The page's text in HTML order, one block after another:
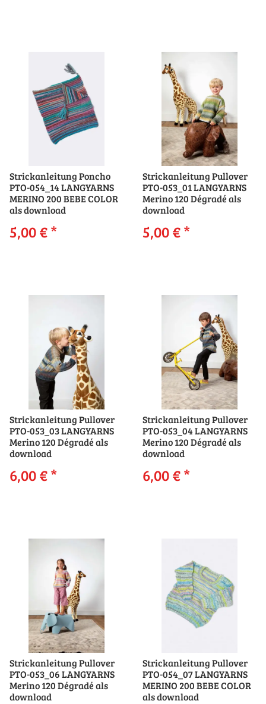
Strickanleitung Poncho
PTO-054_14 LANGYARNS
MERINO 200 BEBE COLOR
als download
5,00 €*
Strickanleitung Pullover
PTO-053_01 LANGYARNS
Merino 120 Dégradé als
download
5,00 €*
Strickanleitung Pullover
PTO-053_03 LANGYARNS
Merino 120 Dégradé als
download
6,00 €*
Strickanleitung Pullover
PTO-053_04 LANGYARNS
Merino 120 Dégradé als
download
6,00 €*
Strickanleitung Pullover
PTO-053_06 LANGYARNS
Merino 120 Dégradé als
download
Strickanleitung Pullover
PTO-054_07 LANGYARNS
MERINO 200 BEBE COLOR
als download